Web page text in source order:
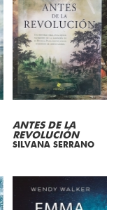
ANTES DE LA
REVOLUCIÓN
SILVANA SERRANO